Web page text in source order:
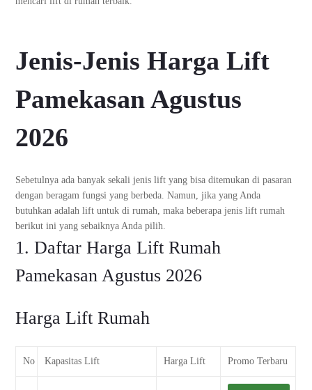
Jenis-Jenis Harga Lift
Pamekasan Agustus
2026
Sebetulnya ada banyak sekali jenis lift yang bisa ditemukan di pasaran
dengan beragam fungsi yang berbeda. Namun, jika yang Anda
butuhkan adalah lift untuk di rumah, maka beberapa jenis lift rumah
berikut ini yang sebaiknya Anda pilih.
1. Daftar Harga Lift Rumah
Pamekasan Agustus 2026
Harga Lift Rumah
No Kapasitas Lift Harga Lift Promo Terbaru